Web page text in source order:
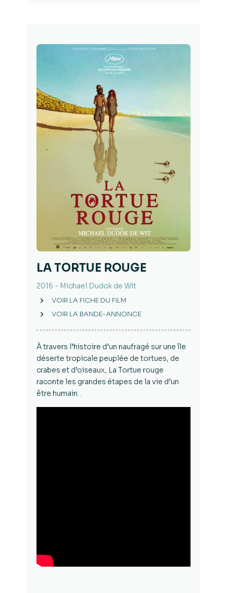
LA TORTUE ROUGE
2016 - Michael Dudok de Wit
VOIR LA FICHE DU FILM
VOIR LA BANDE-ANNONCE
À travers l’histoire d’un naufragé sur une île
déserte tropicale peuplée de tortues, de
crabes et d’oiseaux, La Tortue rouge
raconte les grandes étapes de la vie d’un
être humain. .